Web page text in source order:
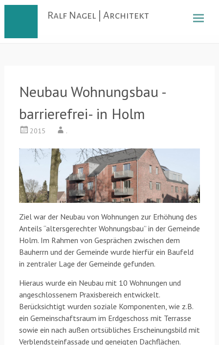
Skip
Ralf Nagel | Architekt
Neubau Wohnungsbau -
barrierefrei- in Holm
2015 .
Ziel war der Neubau von Wohnungen zur Erhöhung des
Anteils “altersgerechter Wohnungsbau” in der Gemeinde
Holm. Im Rahmen von Gesprächen zwischen dem
Bauherrn und der Gemeinde wurde hierfür ein Baufeld
in zentraler Lage der Gemeinde gefunden.
Hieraus wurde ein Neubau mit 10 Wohnungen und
angeschlossenem Praxisbereich entwickelt.
Berücksichtigt wurden soziale Komponenten, wie z.B.
ein Gemeinschaftsraum im Erdgeschoss mit Terrasse
sowie ein nach außen ortsübliches Erscheinungsbild mit
Verblendsteinfassade und geneigten Dachflächen.